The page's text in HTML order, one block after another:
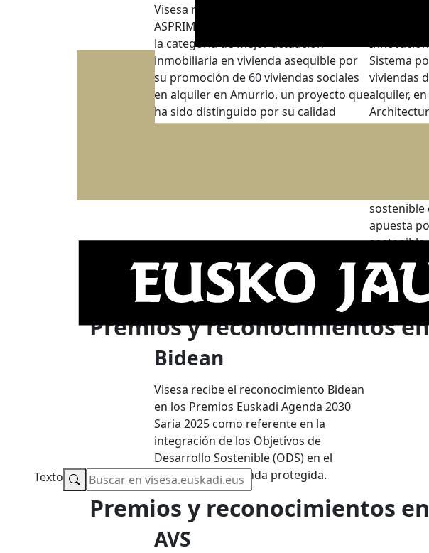
Texto
Visesa reconocida en los Premios
ASPRIMA-SIMA 2026 con un accésit en
la categoría de mejor actuación
inmobiliaria en vivienda asequible por
su promoción de 60 viviendas sociales
en alquiler en Amurrio, un proyecto que
ha sido distinguido por su calidad
arquitectónica, sostenibilidad,
Visesa
Premio
Sistema
viviendas
alquiler,
Rebuild.
sostenible
apuesta
sostenible
través del
como
la
Premios y reconocimientos
Bidean
Visesa recibe el reconocimiento Bidean
en los Premios Euskadi Agenda 2030
Saria 2025 como referente en la
integración de los Objetivos de
Desarrollo Sostenible (ODS) en el
ámbito de la vivienda protegida.
Premios y reconocimientos
AVS